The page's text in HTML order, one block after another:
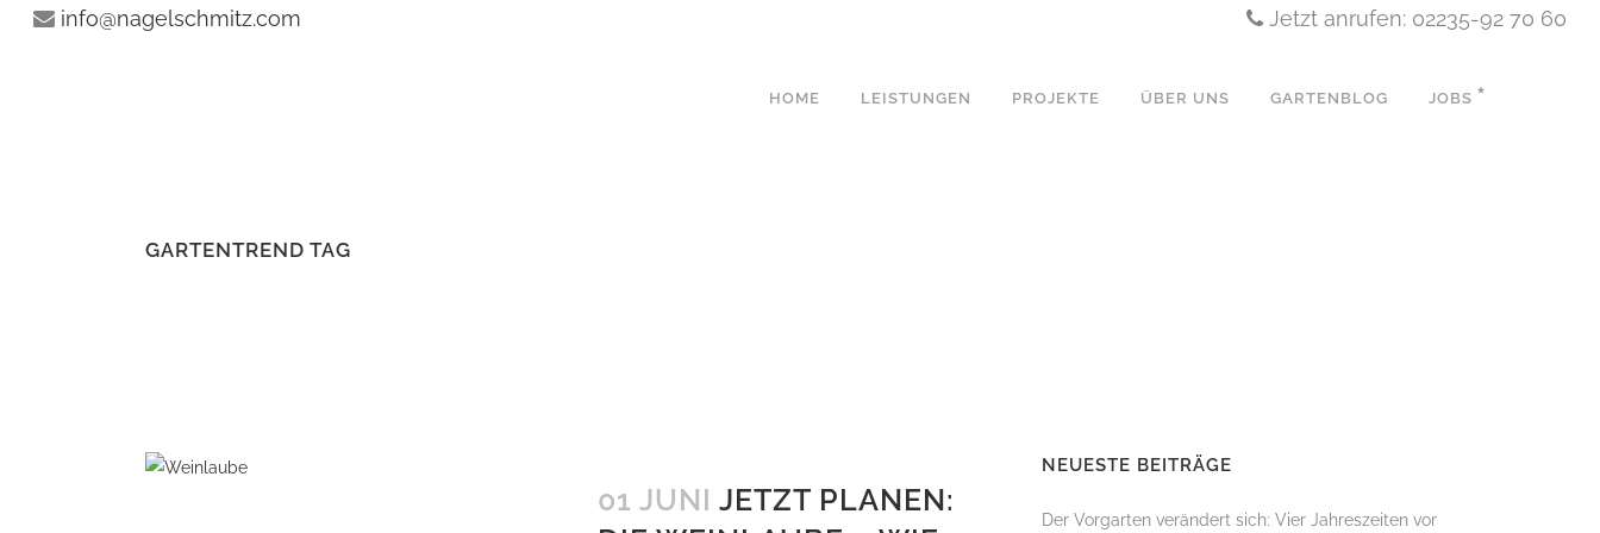
info@nagelschmitz.com Jetzt anrufen: 02235-92 70 60
HOME LEISTUNGEN
OUTDOOR KÜCHEN
PROJEKTE ÜBER UNS GARTENBLOG JOBS
GARTENTREND TAG
01 JUNI JETZT PLANEN:
NEUESTE BEITRÄGE
Der Vorgarten verändert sich: Vier Jahreszeiten vor